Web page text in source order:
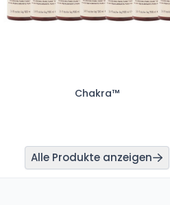
Chakra™
Alle Produkte anzeigen